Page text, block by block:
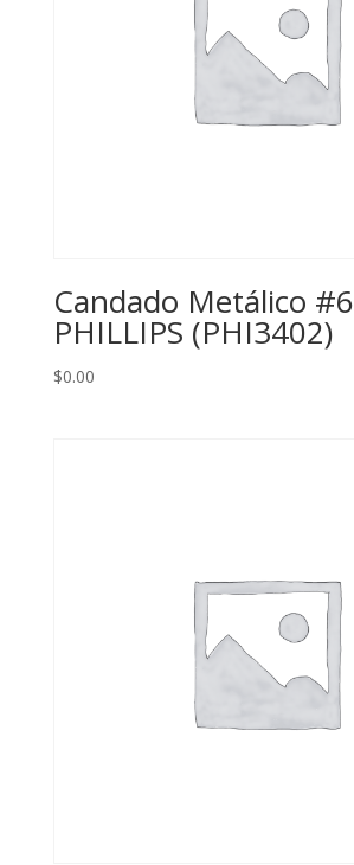
Candado Metálico #6
PHILLIPS (PHI3402)
$0.00